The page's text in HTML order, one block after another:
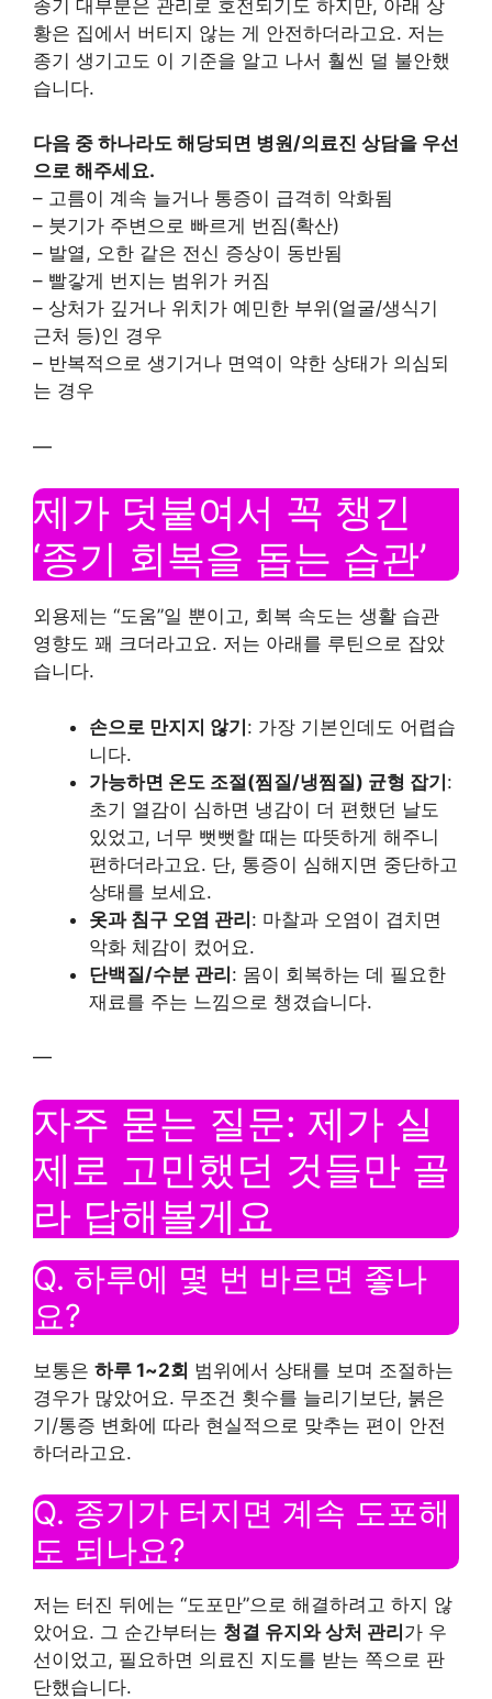
종기 대부분은 관리로 호전되기도 하지만, 아래 상
황은 집에서 버티지 않는 게 안전하더라고요. 저는
종기 생기고도 이 기준을 알고 나서 훨씬 덜 불안했
습니다.
다음 중 하나라도 해당되면 병원/의료진 상담을 우선
으로 해주세요.
– 고름이 계속 늘거나 통증이 급격히 악화됨
– 붓기가 주변으로 빠르게 번짐(확산)
– 발열, 오한 같은 전신 증상이 동반됨
– 빨갛게 번지는 범위가 커짐
– 상처가 깊거나 위치가 예민한 부위(얼굴/생식기
근처 등)인 경우
– 반복적으로 생기거나 면역이 약한 상태가 의심되
는 경우
—
제가 덧붙여서 꼭 챙긴
‘종기 회복을 돕는 습관’
외용제는 “도움”일 뿐이고, 회복 속도는 생활 습관
영향도 꽤 크더라고요. 저는 아래를 루틴으로 잡았
습니다.
손으로 만지지 않기: 가장 기본인데도 어렵습
니다.
가능하면 온도 조절(찜질/냉찜질) 균형 잡기:
초기 열감이 심하면 냉감이 더 편했던 날도
있었고, 너무 뻣뻣할 때는 따뜻하게 해주니
편하더라고요. 단, 통증이 심해지면 중단하고
상태를 보세요.
옷과 침구 오염 관리: 마찰과 오염이 겹치면
악화 체감이 컸어요.
단백질/수분 관리: 몸이 회복하는 데 필요한
재료를 주는 느낌으로 챙겼습니다.
—
자주 묻는 질문: 제가 실
제로 고민했던 것들만 골
라 답해볼게요
Q. 하루에 몇 번 바르면 좋나
요?
보통은 하루 1~2회 범위에서 상태를 보며 조절하는
경우가 많았어요. 무조건 횟수를 늘리기보단, 붉은
기/통증 변화에 따라 현실적으로 맞추는 편이 안전
하더라고요.
Q. 종기가 터지면 계속 도포해
도 되나요?
저는 터진 뒤에는 “도포만”으로 해결하려고 하지 않
았어요. 그 순간부터는 청결 유지와 상처 관리 가 우
선이었고, 필요하면 의료진 지도를 받는 쪽으로 판
단했습니다.